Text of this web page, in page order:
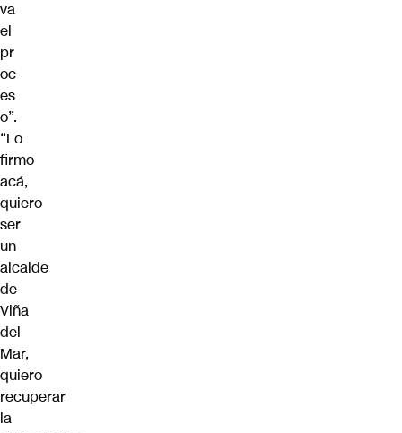
va
el
pr
oc
es
o”.
“Lo
firmo
acá,
quiero
ser
un
alcalde
de
Viña
del
Mar,
quiero
recuperar
la